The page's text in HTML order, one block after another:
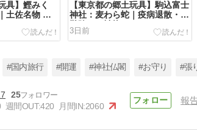
具】鰹みく
土佐名物 カ
【東京都の郷土玩具】駒込富士
神社：麦わら蛇｜疫病退散・水
難除けの神龍
3日前
#国内旅行 #開運 #神社仏閣 #お守り #張
25
週間OUT:420 月間IN:2060
報